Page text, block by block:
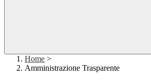
Home >
Amministrazione Trasparente